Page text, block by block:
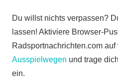
Du willst nichts verpassen?
lassen! Aktiviere Browser-
Radsportnachrichten.com
Ausspielwegen und trage
ein.